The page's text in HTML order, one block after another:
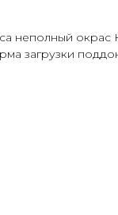
неполный окрас
загрузки